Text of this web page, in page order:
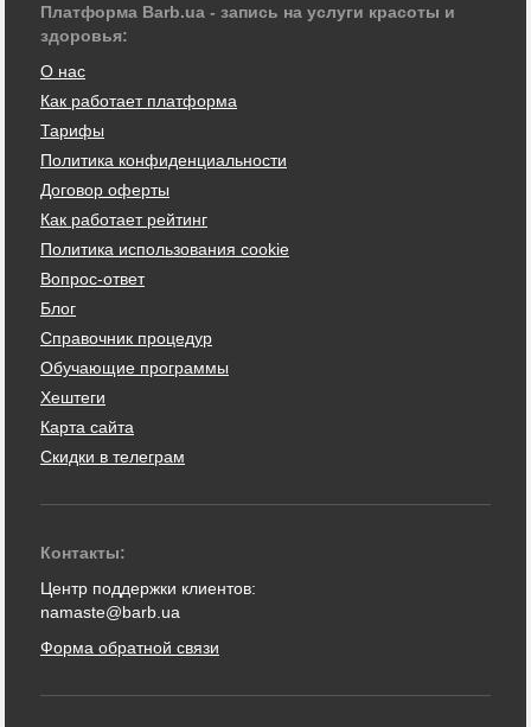
Платформа Barb.ua - запись на услуги красоты и
здоровья:
О нас
Как работает платформа
Тарифы
Политика конфиденциальности
Договор оферты
Как работает рейтинг
Политика использования cookie
Вопрос-ответ
Блог
Справочник процедур
Обучающие программы
Хештеги
Карта сайта
Скидки в телеграм
Контакты:
Центр поддержки клиентов:
namaste@barb.ua
Форма обратной связи